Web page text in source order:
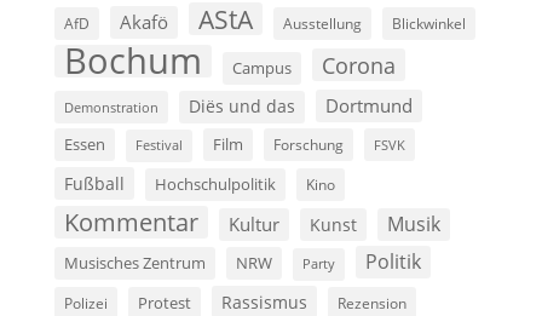
AfD Akafö AStA Ausstellung Blickwinkel
Bochum Campus Corona
Demonstration Diës und das Dortmund
Essen Festival Film Forschung FSVK
Fußball Hochschulpolitik Kino
Kommentar Kultur Kunst Musik
Musisches Zentrum NRW Party Politik
Polizei Protest Rassismus Rezension